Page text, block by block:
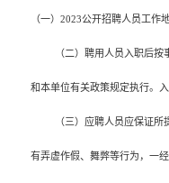
（一）2023公开招聘人员工作
（二）聘用人员入职后
和本单位有关政策规定执行。
（三）应聘人员应保证
有弄虚作假、舞弊等行为，一